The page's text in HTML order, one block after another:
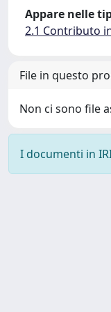
Appare nelle
2.1 Contributo
File in questo
Non ci sono file
I documenti in